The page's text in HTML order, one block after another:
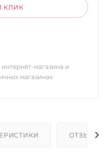
КЛИК
магазина и
магазинах
ОТЗЫВЫ